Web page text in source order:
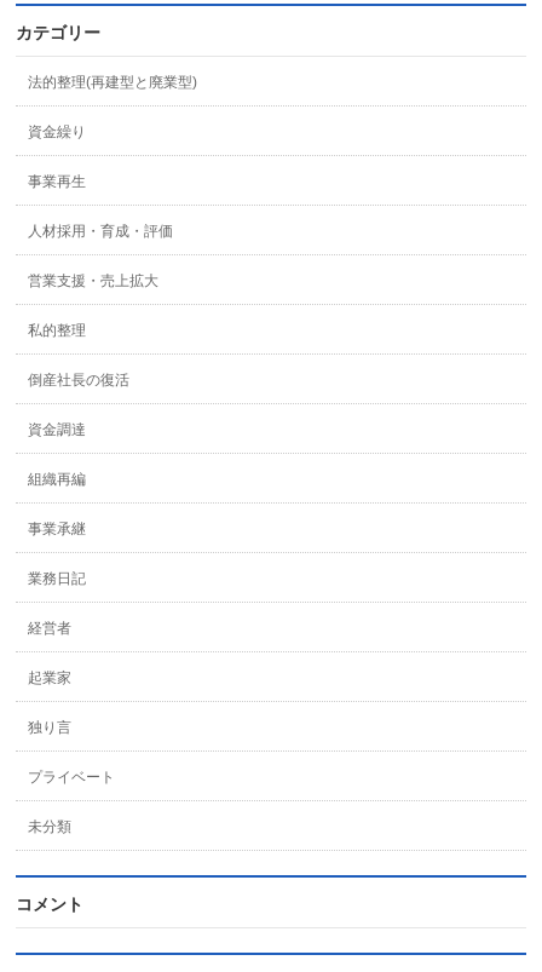
カテゴリー
法的整理(再建型と廃業型)
資金繰り
事業再生
人材採用・育成・評価
営業支援・売上拡大
私的整理
倒産社長の復活
資金調達
組織再編
事業承継
業務日記
経営者
起業家
独り言
プライベート
未分類
コメント